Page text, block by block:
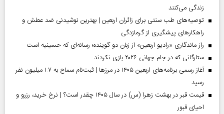
زندگی می‌کنند
توصیه‌های طب سنتی برای زائران اربعین | بهترین نوشیدنی ضد عطش و
راهکارهای پیشگیری از گرمازدگی
راز ماندگاری «رادیو اربعین» از زبان دو گوینده؛ رسانه‌ای که حسینیه است
ستارگانی که در جام جهانی ۲۰۲۶ بازی نکردند
آغاز رسمی برنامه‌های اربعین ۱۴۰۵ در مرز‌ها | ثبت‌نام سماح به ۱.۷ میلیون نفر
رسید
قیمت قبر در بهشت زهرا (س) در سال ۱۴۰۵ چقدر است؟ | نرخ خرید، رزرو و
احیای قبور